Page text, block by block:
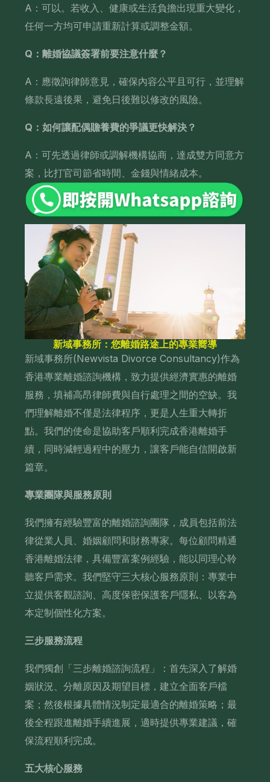
A：可以。若收入、健康或生活負擔出現重大變化，
任何一方均可申請重新計算或調整金額。
Q：離婚協議簽署前要注意什麼？
A：應徵詢律師意見，確保內容公平且可行，並理解
條款長遠後果，避免日後難以修改的風險。
Q：如何讓配偶贍養費的爭議更快解決？
A：可先透過律師或調解機構協商，達成雙方同意方
案，比打官司節省時間、金錢與情緒成本。
新域事務所：您離婚路途上的專業嚮導
新域事務所(Newvista Divorce Consultancy)作為
香港專業離婚諮詢機構，致力提供經濟實惠的離婚
服務，填補高昂律師費與自行處理之間的空缺。我
們理解離婚不僅是法律程序，更是人生重大轉折
點。我們的使命是協助客戶順利完成香港離婚手
續，同時減輕過程中的壓力，讓客戶能自信開啟新
篇章。
專業團隊與服務原則
我們擁有經驗豐富的離婚諮詢團隊，成員包括前法
律從業人員、婚姻顧問和財務專家。每位顧問精通
香港離婚法律，具備豐富案例經驗，能以同理心聆
聽客戶需求。我們堅守三大核心服務原則：專業中
立提供客觀諮詢、高度保密保護客戶隱私、以客為
本定制個性化方案。
三步服務流程
我們獨創「三步離婚諮詢流程」：首先深入了解婚
姻狀況、分離原因及期望目標，建立全面客戶檔
案；然後根據具體情況制定最適合的離婚策略；最
後全程跟進離婚手續進展，適時提供專業建議，確
保流程順利完成。
五大核心服務